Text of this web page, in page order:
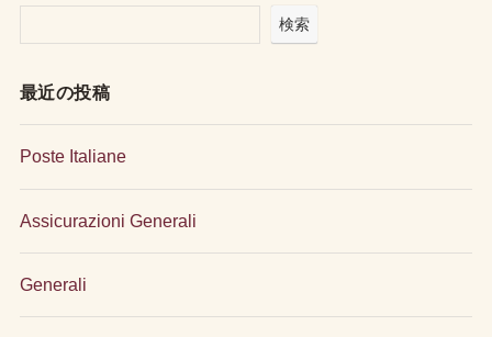
検索
最近の投稿
Poste Italiane
Assicurazioni Generali
Generali